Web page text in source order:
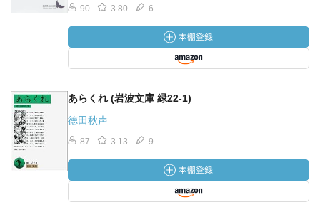
90 3.80 6
あらくれ (岩波文庫 緑22-1)
徳田秋声
87 3.13 9